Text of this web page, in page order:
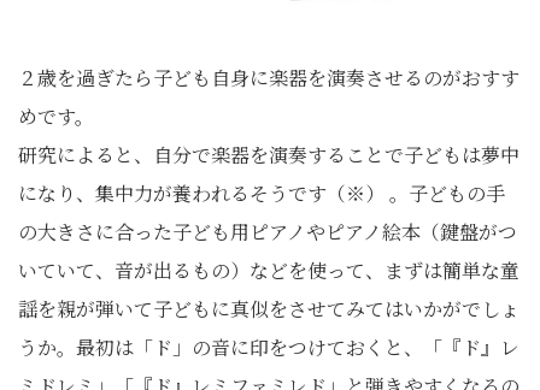
２歳を過ぎたら子ども自身に楽器を演奏させるのがおすす
めです。
研究によると、自分で楽器を演奏することで子どもは夢中
になり、集中力が養われるそうです（※） 。子どもの手
の大きさに合った子ども用ピアノやピアノ絵本（鍵盤がつ
いていて、音が出るもの）などを使って、まずは簡単な童
謡を親が弾いて子どもに真似をさせてみてはいかがでしょ
うか。最初は「ド」の音に印をつけておくと、「『ド』レ